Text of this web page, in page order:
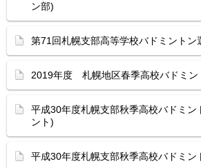
ン部)
第71回札幌支部高等学校バドミントン
2019年度 札幌地区春季高校バドミン
平成30年度札幌支部秋季高校バドミン
ント)
平成30年度札幌支部秋季高校バドミン